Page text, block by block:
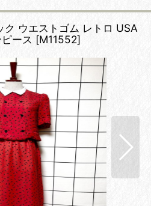
ク ウエストゴム レトロ USA
ース [M11552]